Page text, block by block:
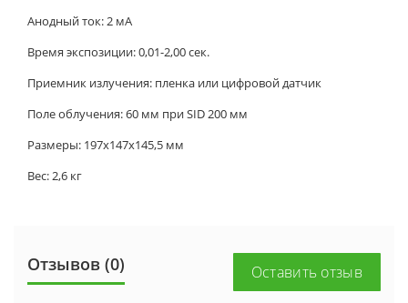
Анодный ток: 2 мА
Время экспозиции: 0,01-2,00 сек.
Приемник излучения: пленка или цифровой датчик
Поле облучения: 60 мм при SID 200 мм
Размеры: 197х147х145,5 мм
Вес: 2,6 кг
Отзывов (0) Оставить отзыв